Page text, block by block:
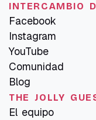
INTERCAMBIO
Facebook
Instagram
YouTube
Comunidad
Blog
THE JOLLY
El equipo